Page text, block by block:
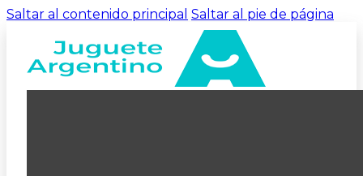
Saltar al contenido principal Saltar al pie de página